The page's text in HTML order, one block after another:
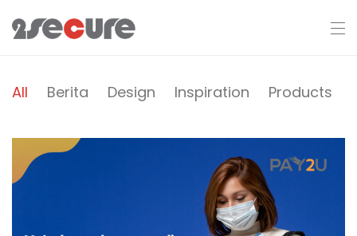
All Berita Design Inspiration Products